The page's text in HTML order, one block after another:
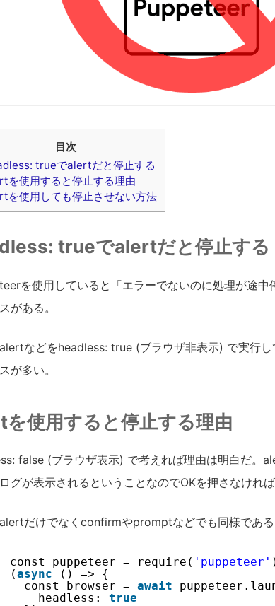
目次
trueでalertだと停止する
を使用すると停止する理由
を使用しても停止させない方法
trueでalertだと停止する
を使用していると「エラーでないのに処理が途中
がある。
などをheadless: true (ブラウザ非表示) で実行
が多い。
使用すると停止する理由
false (ブラウザ表示) で考えれば理由は明白だ。
グが表示されるということなのでOKを押さなけれ
だけでなくconfirmやpromptなどでも同様である
const puppeteer = require( 'puppeteer'
(async
() => {
const browser = await
headless: true